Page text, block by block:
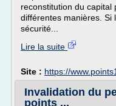
reconstitution du capital
différentes manières. Si
sécurité...
Lire la suite
Site : https://
Invalidation du
points ...